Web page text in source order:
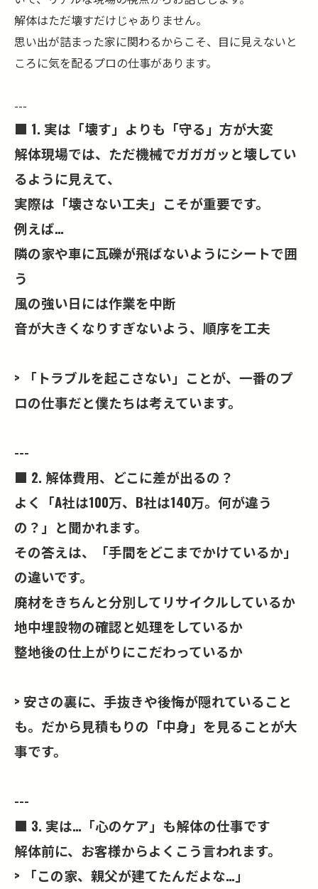
解体はただ壊すだけじゃありません。
思い出が詰まった家に関わるからこそ、目に見えないと
ころに気を配るプロの仕事があります。
---
■ 1. 実は「壊す」よりも「守る」方が大変
解体現場では、ただ機械でガガガッと壊してい
るように見えて、
実際は「壊さない工夫」こそが重要です。
例えば…
隣の家や車に瓦礫が飛ばないようにシートで囲
う
風の強い日には作業を中断
音が大きくなりすぎないよう、順序を工夫
> 「トラブルを起こさない」ことが、一番のプ
ロの仕事だと僕たちは考えています。
---
■ 2. 解体費用、どこに差が出るの？
よく「A社は100万、B社は140万。何が違う
の？」と聞かれます。
その答えは、「手間をどこまでかけているか」
の違いです。
廃材をきちんと分別してリサイクルしているか
地中埋設物の確認と処理をしているか
整地後の仕上がりにこだわっているか
> 安さの裏に、手抜きや後悔が隠れていること
も。だから見積もりの「中身」を見ることが大
事です。
---
■ 3. 実は…「心のケア」も解体の仕事です
解体前に、お客様からよくこう言われます。
> 「この家、親父が建てたんだよな…」